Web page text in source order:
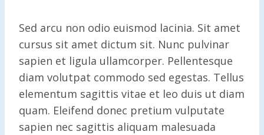
Sed arcu non odio euismod lacinia. Sit amet
cursus sit amet dictum sit. Nunc pulvinar
sapien et ligula ullamcorper. Pellentesque
diam volutpat commodo sed egestas. Tellus
elementum sagittis vitae et leo duis ut diam
quam. Eleifend donec pretium vulputate
sapien nec sagittis aliquam malesuada